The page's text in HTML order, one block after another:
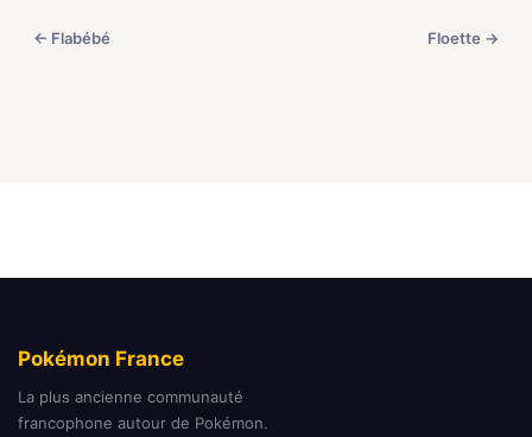
← Flabébé Floette →
Pokémon France
La plus ancienne communauté
francophone autour de Pokémon.